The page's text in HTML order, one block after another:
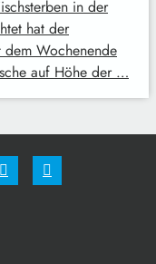
in der
hat der
dem Wochenende
auf Höhe der …